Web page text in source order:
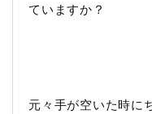
ていますか？
元々手が空いた時に